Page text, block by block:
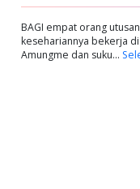
BAGI empat orang
kesehariannya bekerja
Amungme dan suku…